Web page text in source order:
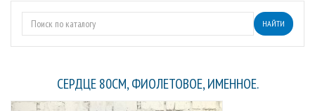
НАЙТИ
СЕРДЦЕ 80СМ, ФИОЛЕТОВОЕ, ИМЕННОЕ.